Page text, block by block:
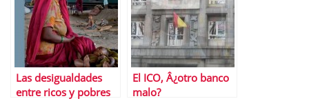
Las desigualdades
entre ricos y pobres
El ICO, Â¿otro banco
malo?